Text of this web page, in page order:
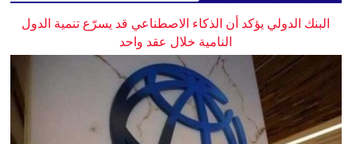
البنك الدولي يؤكد أن الذكاء الاصطناعي قد يسرّع تنمية الدول
النامية خلال عقد واحد